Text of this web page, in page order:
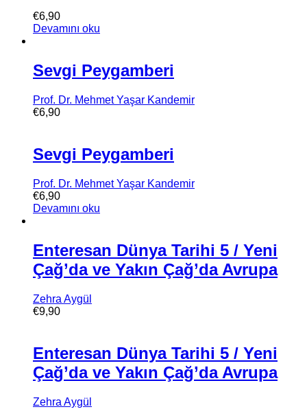
€6,90
Devamını oku
Sevgi Peygamberi
Prof. Dr. Mehmet Yaşar Kandemir
€6,90
Sevgi Peygamberi
Prof. Dr. Mehmet Yaşar Kandemir
€6,90
Devamını oku
Enteresan Dünya Tarihi 5 / Yeni
Çağ’da ve Yakın Çağ’da Avrupa
Zehra Aygül
€9,90
Enteresan Dünya Tarihi 5 / Yeni
Çağ’da ve Yakın Çağ’da Avrupa
Zehra Aygül